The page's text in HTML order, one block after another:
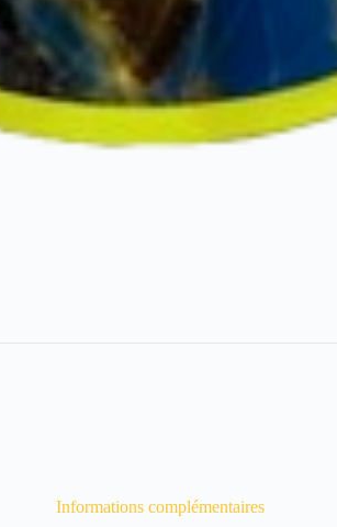
Informations complémentaires